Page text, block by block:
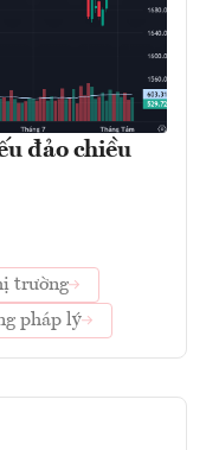
đảo chiều
trường
pháp lý